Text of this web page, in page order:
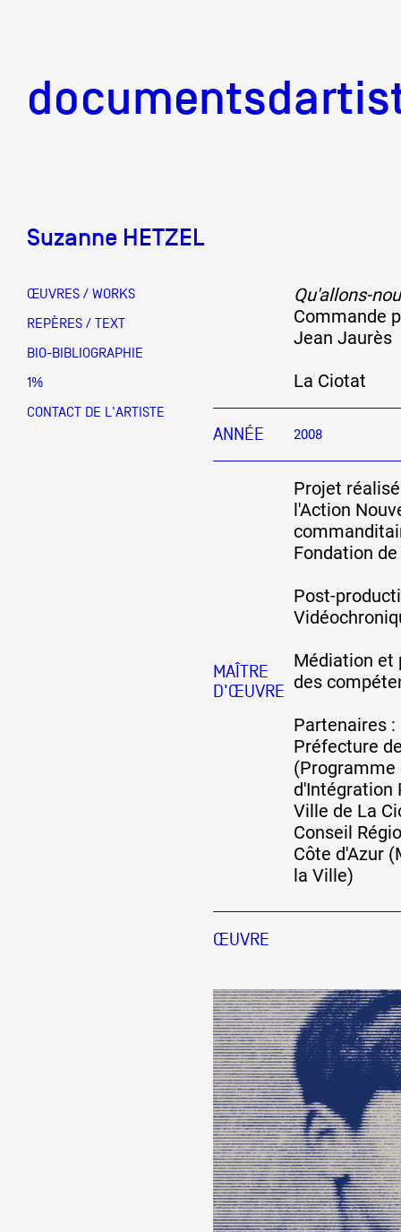
Partenaires
Documentation
Visites d'ateliers
Production vidéo
Formation
Événements
1% œuvres
public
Réseau
Suzanne HETZEL
ŒUVRES / WORKS
REPÈRES / TEXT
BIO-BIBLIOGRAPHIE
1%
CONTACT DE L'ARTISTE
Qu'allons-
Commande
Jean Jaurès
La Ciotat
ANNÉE 2008
MAÎTRE
D'ŒUVRE
Projet
l'Action
Fondation
Post-
Médiation et
des
Partenaires :
Préfecture
d'Intégration
Ville de La
Conseil
Côte d'Azur
la Ville)
ŒUVRE